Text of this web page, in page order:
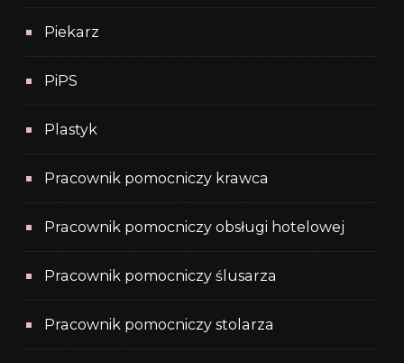
Piekarz
PiPS
Plastyk
Pracownik pomocniczy krawca
Pracownik pomocniczy obsługi hotelowej
Pracownik pomocniczy ślusarza
Pracownik pomocniczy stolarza